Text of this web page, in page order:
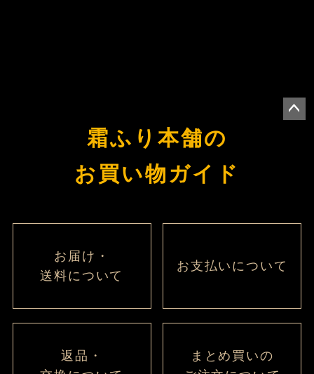
霜ふり本舗の
お買い物ガイド
お届け・
送料について
お支払いについて
返品・
まとめ買いの